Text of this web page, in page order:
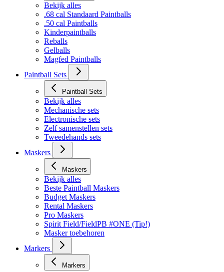
Paintballs
Bekijk alles
.68 cal Standaard Paintballs
.50 cal Paintballs
Kinderpaintballs
Reballs
Gelballs
Magfed Paintballs
Paintball Sets
Paintball Sets
Bekijk alles
Mechanische sets
Electronische sets
Zelf samenstellen sets
Tweedehands sets
Maskers
Maskers
Bekijk alles
Beste Paintball Maskers
Budget Maskers
Rental Maskers
Pro Maskers
Spirit Field/FieldPB #ONE (Tip!)
Masker toebehoren
Markers